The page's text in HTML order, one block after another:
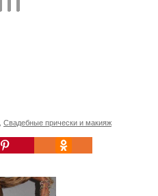
Свадебные прически и макияж